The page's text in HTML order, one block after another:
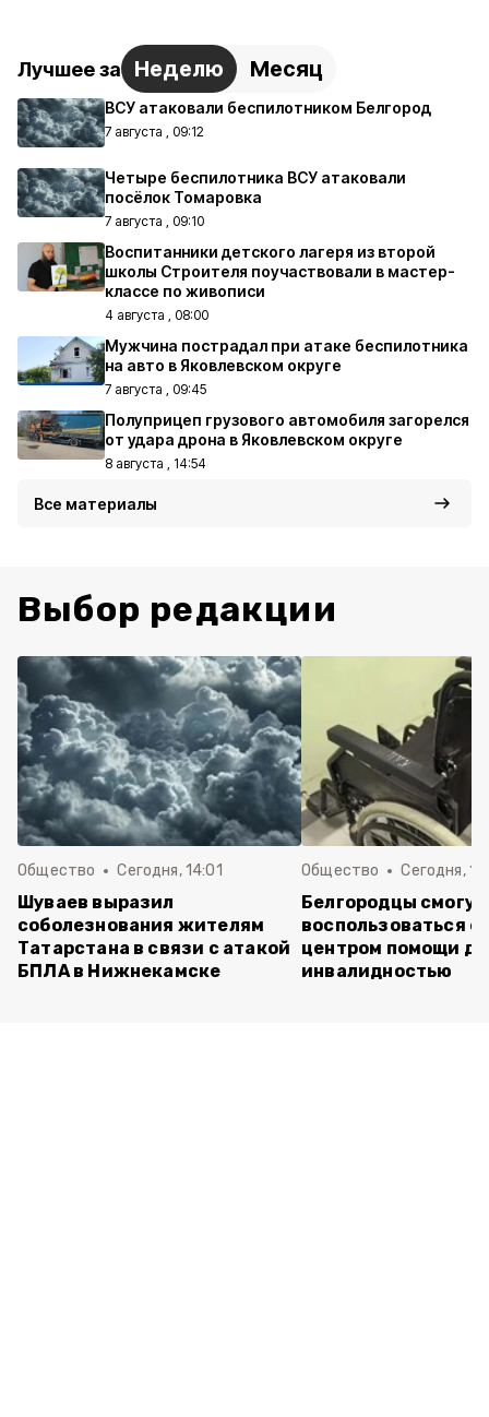
Лучшее за Неделю Месяц
ВСУ атаковали беспилотником Белгород
7 августа , 09:12
Четыре беспилотника ВСУ атаковали
посёлок Томаровка
7 августа , 09:10
Воспитанники детского лагеря из второй
школы Строителя поучаствовали в мастер-
классе по живописи
4 августа , 08:00
Мужчина пострадал при атаке беспилотника
на авто в Яковлевском округе
7 августа , 09:45
Полуприцеп грузового автомобиля загорелся
от удара дрона в Яковлевском округе
8 августа , 14:54
Все материалы
Выбор редакции
Общество Сегодня, 14:01
Шуваев выразил
соболезнования жителям
Татарстана в связи с атакой
БПЛА в Нижнекамске
Общество Сегодня,
Белгородцы смогут
воспользоваться
центром помощи
инвалидностью